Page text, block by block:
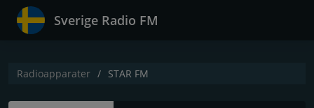
Sverige Radio FM
Radioapparater STAR FM